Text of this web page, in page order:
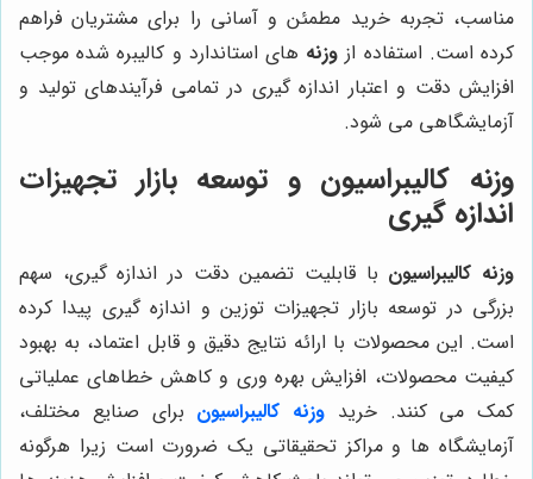
مناسب، تجربه خرید مطمئن و آسانی را برای مشتریان فراهم
کرده است. استفاده از وزنه های استاندارد و کالیبره شده موجب
افزایش دقت و اعتبار اندازه گیری در تمامی فرآیندهای تولید و
آزمایشگاهی می شود.
وزنه کالیبراسیون و توسعه بازار تجهیزات
اندازه گیری
وزنه کالیبراسیون با قابلیت تضمین دقت در اندازه گیری، سهم
بزرگی در توسعه بازار تجهیزات توزین و اندازه گیری پیدا کرده
است. این محصولات با ارائه نتایج دقیق و قابل اعتماد، به بهبود
کیفیت محصولات، افزایش بهره وری و کاهش خطاهای عملیاتی
کمک می کنند. خرید وزنه کالیبراسیون برای صنایع مختلف،
آزمایشگاه ها و مراکز تحقیقاتی یک ضرورت است زیرا هرگونه